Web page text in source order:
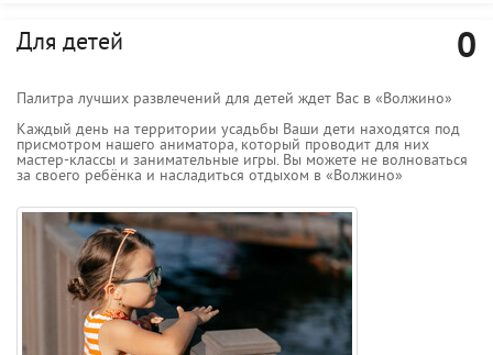
Для детей 0
Палитра лучших развлечений для детей ждет Вас в «Волжино»
Каждый день на территории усадьбы Ваши дети находятся под
присмотром нашего аниматора, который проводит для них
мастер-классы и занимательные игры. Вы можете не волноваться
за своего ребёнка и насладиться отдыхом в «Волжино»